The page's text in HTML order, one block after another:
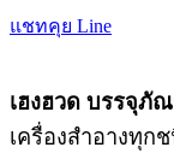
แชทคุย Line
เฮงฮวด บรรจุภั
เครื่องสำอางทุ